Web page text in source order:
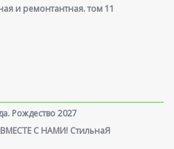
и ремонтантная. том 11
Рождество 2027
С НАМИ! СтильнаЯ